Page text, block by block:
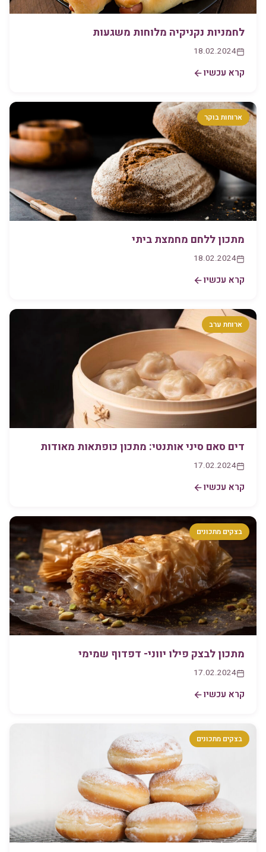
לחמניות נקניקיה מלוחות משגעות
18.02.2024
קרא עכשיו
ארוחות בוקר
מתכון ללחם מחמצת ביתי
18.02.2024
קרא עכשיו
ארוחת ערב
דים סאם סיני אותנטי: מתכון כופתאות מאודות
17.02.2024
קרא עכשיו
בצקים מתכונים
מתכון לבצק פילו יווני- דפדוף שמימי
17.02.2024
קרא עכשיו
בצקים מתכונים